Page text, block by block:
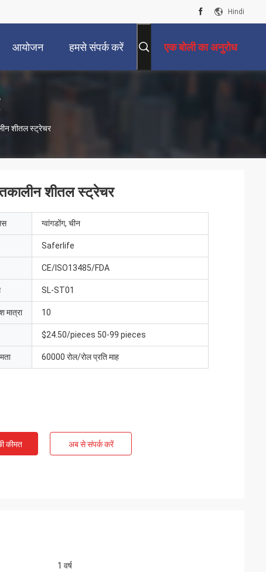
Hindi
आयोजन हमसे संपर्क करें एक बोली का अनुरोध
शीतल स्ट्रेचर
शीतल स्ट्रेचर
ग्वांगडोंग, चीन
Saferlife
CE/ISO13485/FDA
SL-ST01
मात्रा 10
$24.50/pieces 50-99 pieces
60000 रोल/रोल प्रति माह
कीमत अब से संपर्क करें
1 वर्ष